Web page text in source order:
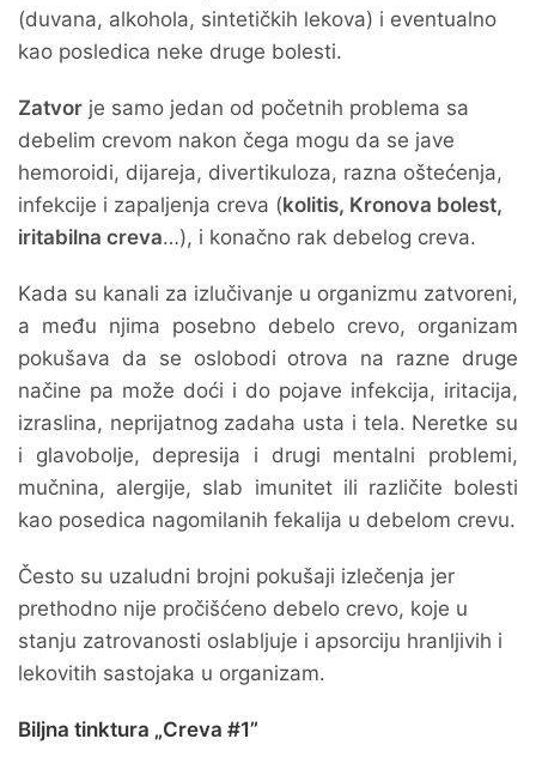
(duvana, alkohola, sintetičkih lekova) i eventualno
kao posledica neke druge bolesti.
Zatvor je samo jedan od početnih problema sa
debelim crevom nakon čega mogu da se jave
hemoroidi, dijareja, divertikuloza, razna oštećenja,
infekcije i zapaljenja creva (kolitis, Kronova bolest,
iritabilna creva…), i konačno rak debelog creva.
Kada su kanali za izlučivanje u organizmu zatvoreni,
a među njima posebno debelo crevo, organizam
pokušava da se oslobodi otrova na razne druge
načine pa može doći i do pojave infekcija, iritacija,
izraslina, neprijatnog zadaha usta i tela. Neretke su
i glavobolje, depresija i drugi mentalni problemi,
mučnina, alergije, slab imunitet ili različite bolesti
kao posedica nagomilanih fekalija u debelom crevu.
Često su uzaludni brojni pokušaji izlečenja jer
prethodno nije pročišćeno debelo crevo, koje u
stanju zatrovanosti oslabljuje i apsorciju hranljivih i
lekovitih sastojaka u organizam.
Biljna tinktura „Creva #1”